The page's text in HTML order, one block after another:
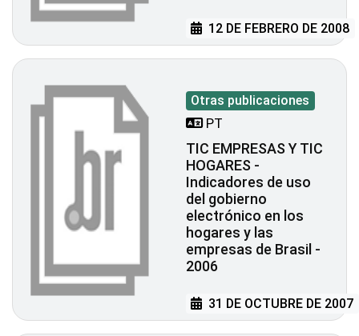
12 DE FEBRERO DE 2008
Otras publicaciones
PT
TIC EMPRESAS Y TIC
HOGARES -
Indicadores de uso
del gobierno
electrónico en los
hogares y las
empresas de Brasil -
2006
31 DE OCTUBRE DE 2007